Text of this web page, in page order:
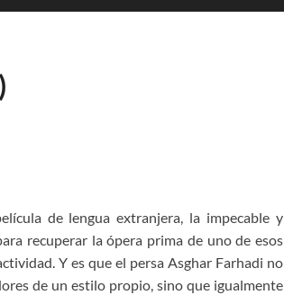
de lengua extranjera, la impecable y
recuperar la ópera prima de uno de esos
Y es que el persa Asghar Farhadi no
de un estilo propio, sino que igualmente